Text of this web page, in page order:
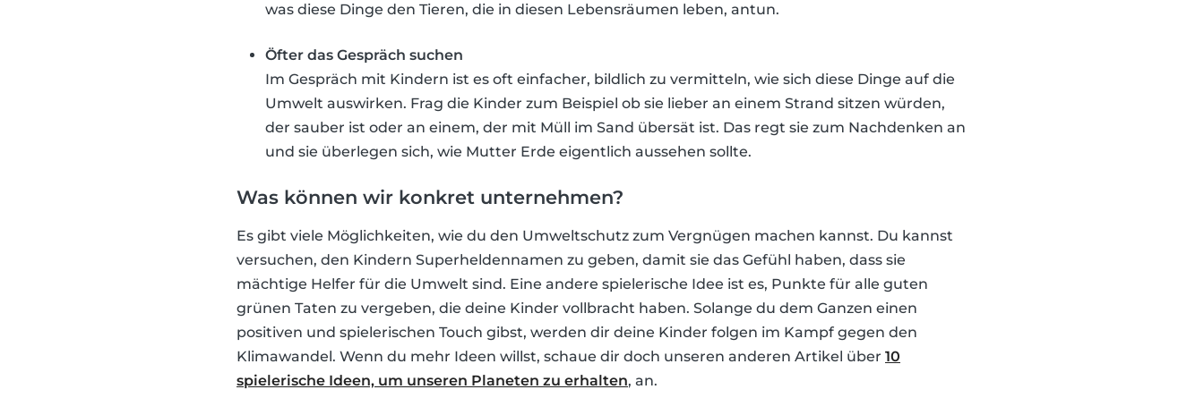
was diese Dinge den Tieren, die in diesen Lebensräumen leben, antun.
Öfter das Gespräch suchen
Im Gespräch mit Kindern ist es oft einfacher, bildlich zu vermitteln, wie sich diese Dinge auf die
Umwelt auswirken. Frag die Kinder zum Beispiel ob sie lieber an einem Strand sitzen würden,
der sauber ist oder an einem, der mit Müll im Sand übersät ist. Das regt sie zum Nachdenken an
und sie überlegen sich, wie Mutter Erde eigentlich aussehen sollte.
Was können wir konkret unternehmen?
Es gibt viele Möglichkeiten, wie du den Umweltschutz zum Vergnügen machen kannst. Du kannst
versuchen, den Kindern Superheldennamen zu geben, damit sie das Gefühl haben, dass sie
mächtige Helfer für die Umwelt sind. Eine andere spielerische Idee ist es, Punkte für alle guten
grünen Taten zu vergeben, die deine Kinder vollbracht haben. Solange du dem Ganzen einen
positiven und spielerischen Touch gibst, werden dir deine Kinder folgen im Kampf gegen den
Klimawandel. Wenn du mehr Ideen willst, schaue dir doch unseren anderen Artikel über 10
spielerische Ideen, um unseren Planeten zu erhalten, an.